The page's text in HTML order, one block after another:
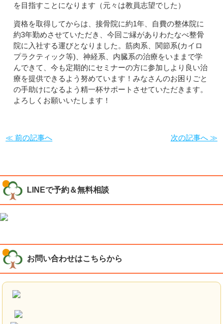
を目指すことになります（元々は教員志望でした）
資格を取得してからは、接骨院に約1年、自費の整体院に
約3年勤めさせていただき、今回ご縁がありわたなべ整骨
院に入社する運びとなりました。筋肉系、関節系(カイロ
プラクティック等)、神経系、内臓系の治療をいままで学
んできて、今も定期的にセミナーの方に参加しより良い治
療を提供できるよう努めています！みなさんのお困りごと
の手助けになるよう精一杯サポートさせていただきます。
よろしくお願いいたします！
≪ 前の記事へ 次の記事へ ≫
LINEで予約＆無料相談
お問い合わせはこちらから